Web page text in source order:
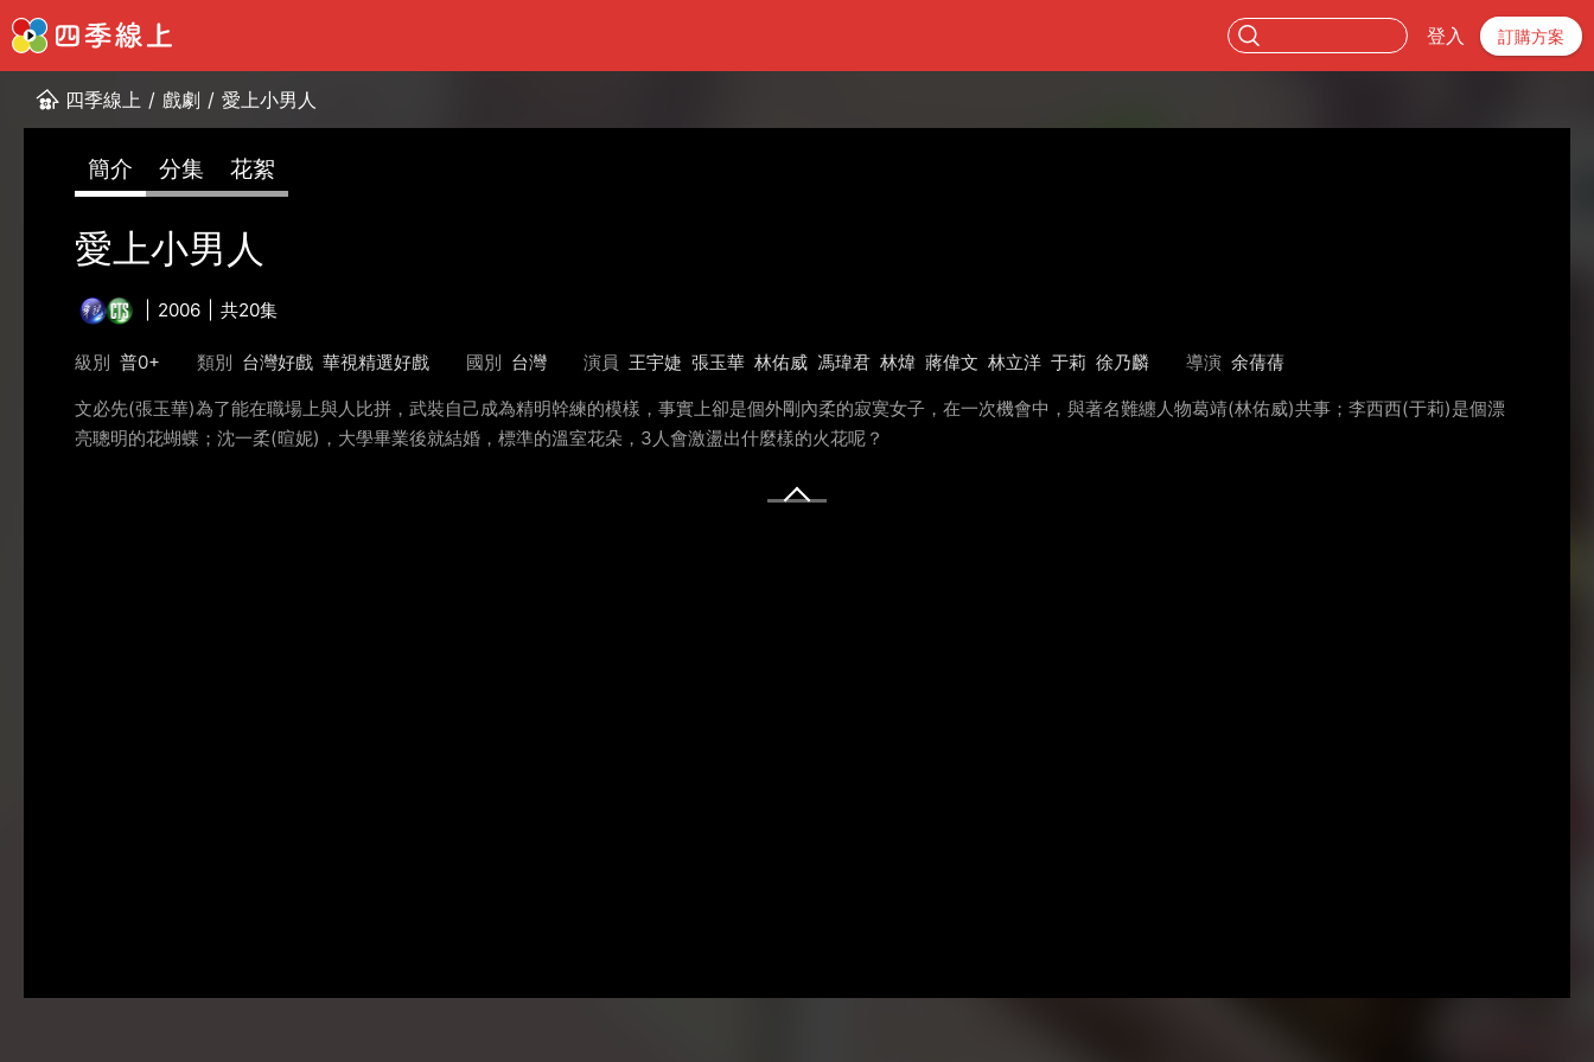
登入 訂購方案
四季線上 / 戲劇 / 愛上小男人
簡介 分集 花絮
愛上小男人
2006 共20集
級別 普0+ 類別 台灣好戲 華視精選好戲 國別 台灣 演員 王宇婕 張玉華 林佑威 馮瑋君 林煒 蔣偉文 林立洋 于莉 徐乃麟 導演 余蒨蒨
文必先(張玉華)為了能在職場上與人比拼，武裝自己成為精明幹練的模樣，事實上卻是個外剛內柔的寂寞女子，在一次機會中，與著名難纏人物葛靖(林佑威)共事；李西西(于莉)是個漂
亮聰明的花蝴蝶；沈一柔(暄妮)，大學畢業後就結婚，標準的溫室花朵，3人會激盪出什麼樣的火花呢？